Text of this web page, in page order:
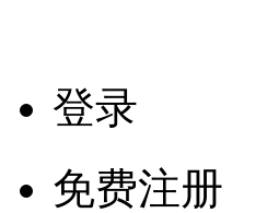
登录
免费注册